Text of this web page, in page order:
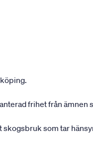
frihet från ämnen
som tar